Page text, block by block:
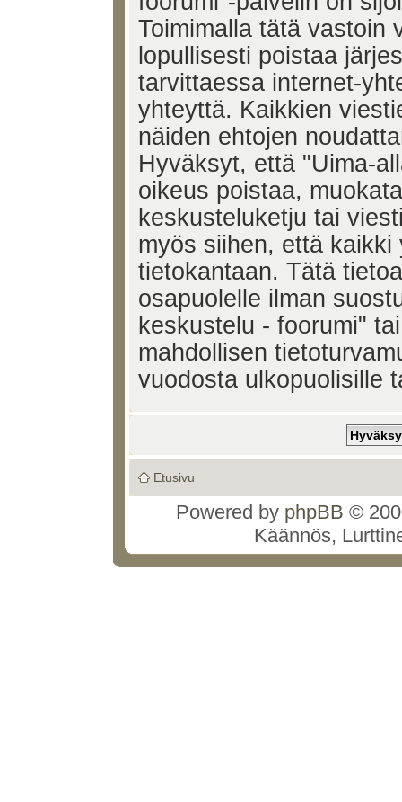
Toimimalla tätä vastoin
lopullisesti poistaa
tarvittaessa internet-
yhteyttä. Kaikkien
näiden ehtojen
Hyväksyt, että "Uima-
oikeus poistaa,
keskusteluketju tai
myös siihen, että
tietokantaan. Tätä
osapuolelle ilman
keskustelu - foorumi"
mahdollisen
vuodosta ulkopuolisille
Etusivu
Powered by phpBB ©
Käännös,